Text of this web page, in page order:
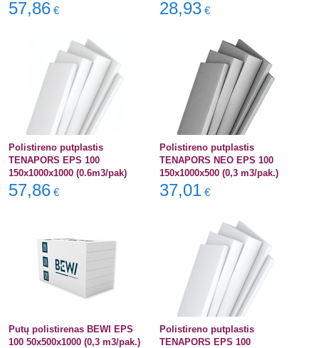
57,86 € 28,93 €
Polistireno putplastis
TENAPORS EPS 100
150x1000x1000 (0.6m3/pak)
57,86 €
Polistireno putplastis
TENAPORS NEO EPS 100
150x1000x500 (0,3 m3/pak.)
37,01 €
Putų polistirenas BEWI EPS
100 50x500x1000 (0,3 m3/pak.)
Polistireno putplastis
TENAPORS EPS 100